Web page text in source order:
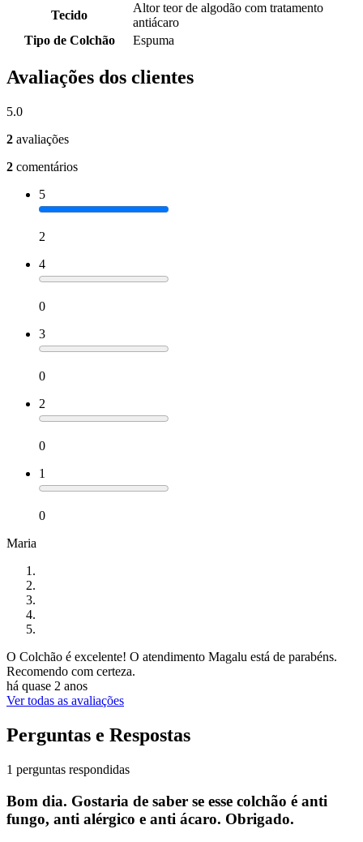
Tecido
Altor teor de algodão com tratamento
antiácaro
Tipo de Colchão
Espuma
Avaliações dos clientes
5.0
2 avaliações
2 comentários
5
2
4
0
3
0
2
0
1
0
Maria
O Colchão é excelente! O atendimento Magalu está de parabéns.
Recomendo com certeza.
há quase 2 anos
Ver todas as avaliações
Perguntas e Respostas
1 perguntas respondidas
Bom dia. Gostaria de saber se esse colchão é anti
fungo, anti alérgico e anti ácaro. Obrigado.